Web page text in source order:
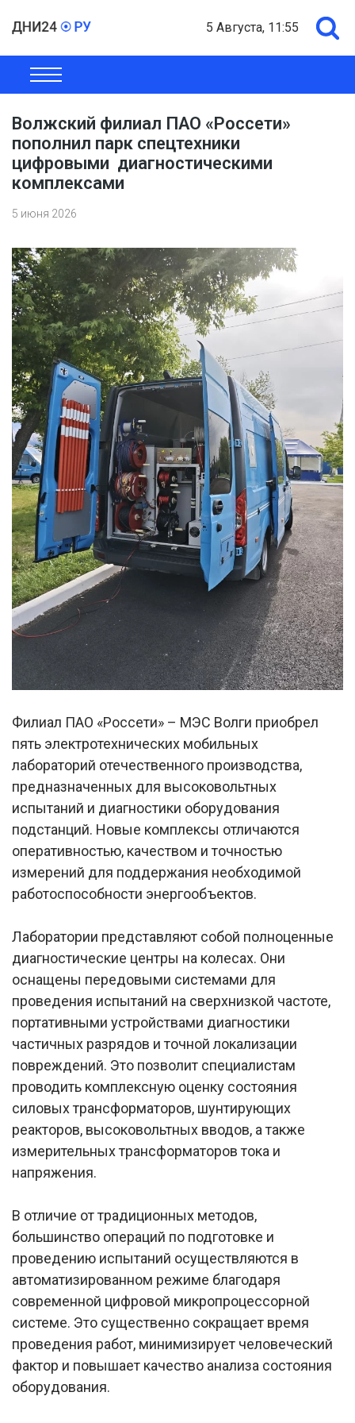
5 Августа, 11:55
ОБЩЕСТВО
Волжский филиал ПАО «Россети»
пополнил парк спецтехники
цифровыми диагностическими
комплексами
5 июня 2026
Филиал ПАО «Россети» – МЭС Волги приобрел
пять электротехнических мобильных
лабораторий отечественного производства,
предназначенных для высоковольтных
испытаний и диагностики оборудования
подстанций. Новые комплексы отличаются
оперативностью, качеством и точностью
измерений для поддержания необходимой
работоспособности энергообъектов.
Лаборатории представляют собой полноценные
диагностические центры на колесах. Они
оснащены передовыми системами для
проведения испытаний на сверхнизкой частоте,
портативными устройствами диагностики
частичных разрядов и точной локализации
повреждений. Это позволит специалистам
проводить комплексную оценку состояния
силовых трансформаторов, шунтирующих
реакторов, высоковольтных вводов, а также
измерительных трансформаторов тока и
напряжения.
В отличие от традиционных методов,
большинство операций по подготовке и
проведению испытаний осуществляются в
автоматизированном режиме благодаря
современной цифровой микропроцессорной
системе. Это существенно сокращает время
проведения работ, минимизирует человеческий
фактор и повышает качество анализа состояния
оборудования.